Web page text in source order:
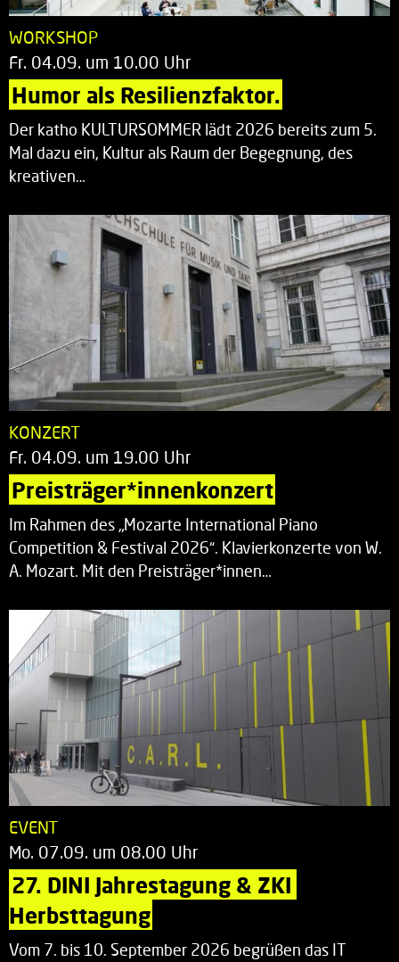
WORKSHOP
Fr. 04.09. um 10.00 Uhr
Humor als Resilienzfaktor.
Der katho KULTURSOMMER lädt 2026 bereits zum 5.
Mal dazu ein, Kultur als Raum der Begegnung, des
kreativen…
KONZERT
Fr. 04.09. um 19.00 Uhr
Preisträger*innenkonzert
Im Rahmen des „Mozarte International Piano
Competition & Festival 2026“. Klavierkonzerte von W.
A. Mozart. Mit den Preisträger*innen…
EVENT
Mo. 07.09. um 08.00 Uhr
27. DINI Jahrestagung & ZKI
Herbsttagung
Vom 7. bis 10. September 2026 begrüßen das IT